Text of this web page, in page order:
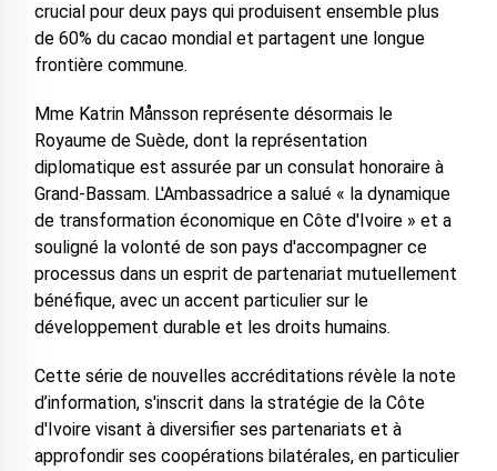
crucial pour deux pays qui produisent ensemble plus
de 60% du cacao mondial et partagent une longue
frontière commune.
Mme Katrin Månsson représente désormais le
Royaume de Suède, dont la représentation
diplomatique est assurée par un consulat honoraire à
Grand-Bassam. L'Ambassadrice a salué « la dynamique
de transformation économique en Côte d'Ivoire » et a
souligné la volonté de son pays d'accompagner ce
processus dans un esprit de partenariat mutuellement
bénéfique, avec un accent particulier sur le
développement durable et les droits humains.
Cette série de nouvelles accréditations révèle la note
d’information, s'inscrit dans la stratégie de la Côte
d'Ivoire visant à diversifier ses partenariats et à
approfondir ses coopérations bilatérales, en particulier